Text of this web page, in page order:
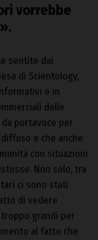
vorrebbe
sentite dai
di Scientology,
e in
delle
portavoce per
e che anche
con situazioni
Non solo, tra
ci sono stati
di vedere
grandi per
al fatto che